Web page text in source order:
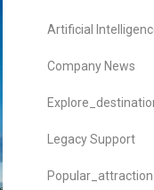
Artificial
Company News
Legacy Support
Popular_attraction